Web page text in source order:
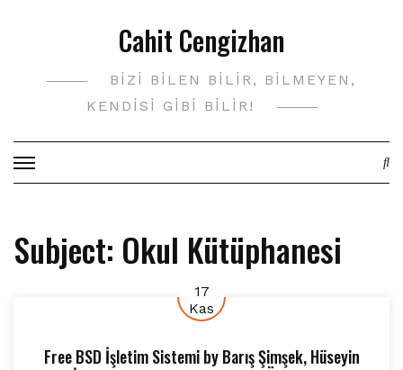
Cahit Cengizhan
BIZI BILEN BILIR, BILMEYEN,
KENDISI GIBI BILIR!
Subject: Okul Kütüphanesi
17
Kas
Free BSD İşletim SistemibyBarış Şimşek,Hüseyin